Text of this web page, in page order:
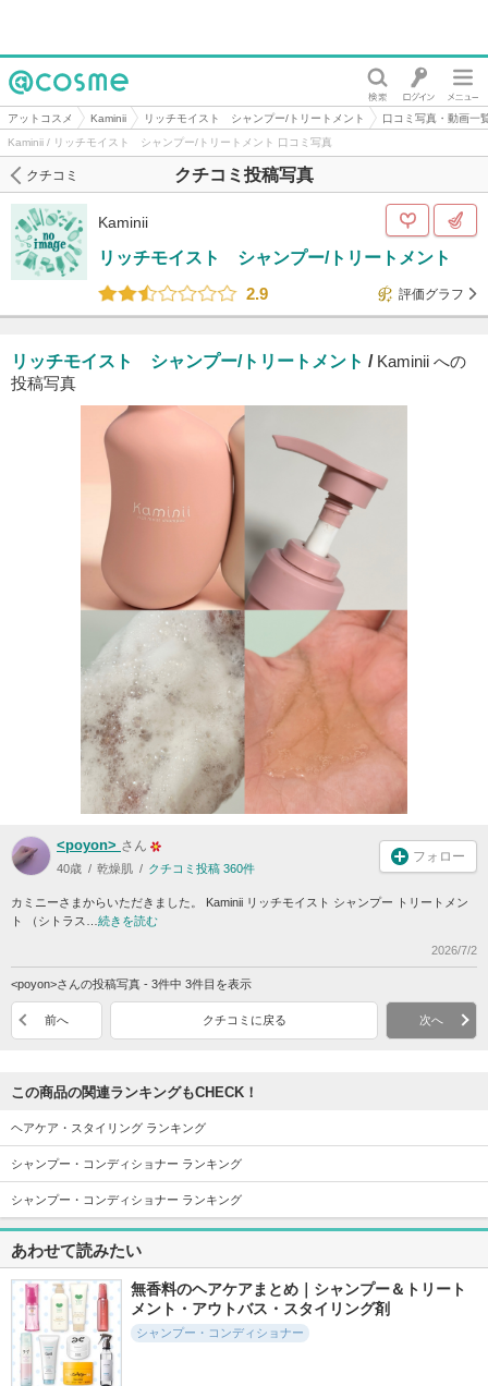
@cosme
アットコスメ Kaminii リッチモイスト シャンプー/トリートメント
口コミ写真・動画一
Kaminii / リッチモイスト シャンプー/トリートメント 口コミ写真
クチコミ投稿写真
クチコミ
Kaminii
リッチモイスト シャンプー/トリートメント
2.9
評価グラフ
リッチモイスト シャンプー/トリートメント / Kaminii への
投稿写真
<poyon> さん
40歳 乾燥肌 クチコミ投稿 360件
フォロー
カミニーさまからいただきました。 Kaminii リッチモイスト シャンプー トリートメン
ト （シトラス… 続きを読む
2026/7/2
<poyon>さんの投稿写真 - 3件中 3件目を表示
前へ クチコミに戻る 次へ
この商品の関連ランキングもCHECK！
ヘアケア・スタイリング ランキング
シャンプー・コンディショナー ランキング
シャンプー・コンディショナー ランキング
あわせて読みたい
無香料のヘアケアまとめ｜シャンプー＆トリート
メント・アウトバス・スタイリング剤
シャンプー・コンディショナー